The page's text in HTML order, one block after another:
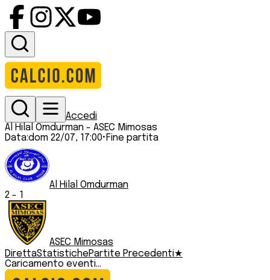
Accedi
Al Hilal Omdurman - ASEC Mimosas
Data:dom 22/07, 17:00• Fine partita
Al Hilal Omdurman
2 - 1
ASEC Mimosas
DirettaStatistichePartite Precedenti★
Caricamento eventi...